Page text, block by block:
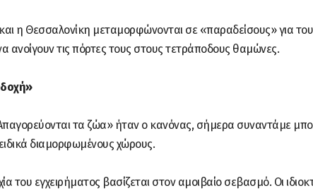
η Θεσσαλονίκη μεταμορφώνονται σε «παραδείσους» για
ανοίγουν τις πόρτες τους στους τετράποδους θαμώνες.
τα ζώα» ήταν ο κανόνας, σήμερα συναντάμε
διαμορφωμένους χώρους.
του εγχειρήματος βασίζεται στον αμοιβαίο σεβασμό. Οι